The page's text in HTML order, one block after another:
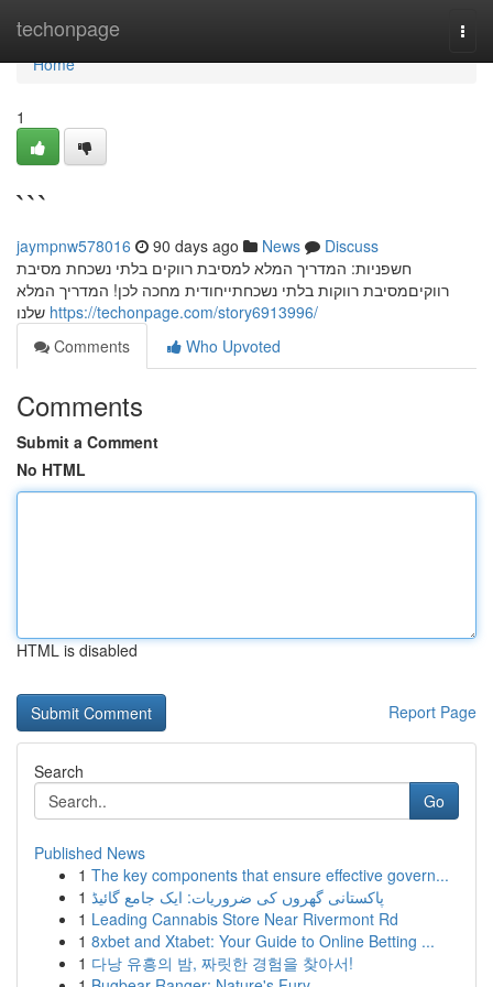
techonpage
Home
Home
1
```
jaympnw578016 90 days ago News
Discuss
חשפניות: המדריך המלא למסיבת רווקים בלתי נשכחת מסיבת
רווקיםמסיבת רווקות בלתי נשכחתייחודית מחכה לכן! המדריך המלא
https://techonpage.com/story6913996/
Comments
Who Upvoted
Comments
Submit a Comment
No HTML
HTML is disabled
Report Page
Search
Go
Published News
1 The key components that ensure effective govern...
1 پاکستانی گھروں کی ضروریات: ایک جامع گائیڈ
1 Leading Cannabis Store Near Rivermont Rd
1 8xbet and Xtabet: Your Guide to Online Betting ...
1 다낭 유흥의 밤, 짜릿한 경험을 찾아서!